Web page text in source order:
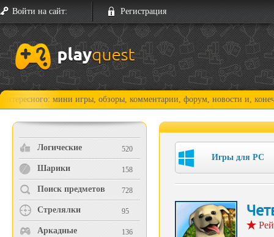
Войти на сайт: Регистрация
мини игры, обзоры, комментарии, форум, новости и, конечно,
Логические 520
Шарики 158
Поиск предметов 728
Стрелялки 95
Аркадные 136
Игры для PC